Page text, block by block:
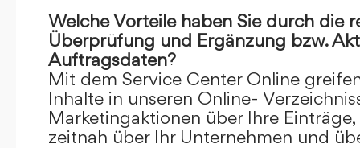
Welche Vorteile haben Sie durch die
Überprüfung und Ergänzung bzw.
Auftragsdaten?
Mit dem Service Center Online
Inhalte in unseren Online-
Marketingaktionen über Ihre
zeitnah über Ihr Unternehmen und